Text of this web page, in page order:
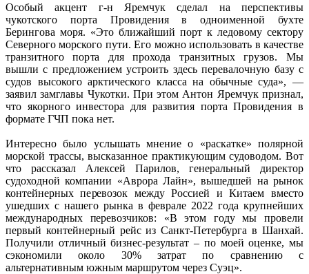
Особый акцент г-н Яремчук сделал на перспективы
чукотского порта Провидения в одноименной бухте
Берингова моря. «Это ближайший порт к ледовому сектору
Северного морского пути. Его можно использовать в качестве
транзитного порта для прохода транзитных грузов. Мы
вышли с предложением устроить здесь перевалочную базу с
судов высокого арктического класса на обычные суда», —
заявил замглавы Чукотки. При этом Антон Яремчук признал,
что якорного инвестора для развития порта Провидения в
формате ГЧП пока нет.
Интересно было услышать мнение о «раскатке» полярной
морской трассы, высказанное практикующим судоводом. Вот
что рассказал Алексей Парилов, генеральный директор
судоходной компании «Аврора Лайн», вышедшей на рынок
контейнерных перевозок между Россией и Китаем вместо
ушедших с нашего рынка в феврале 2022 года крупнейших
международных перевозчиков: «В этом году мы провели
первый контейнерный рейс из Санкт-Петербурга в Шанхай.
Получили отличный бизнес-результат – по моей оценке, мы
сэкономили около 30% затрат по сравнению с
альтернативным южным маршрутом через Суэц».